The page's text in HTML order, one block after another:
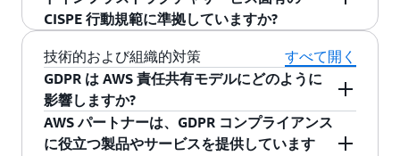
受けることになるため、ご安心いただけます。
詳細については、新しい標準契約条項の運用に
関するブログ記事をご覧ください。
保護当局の代表者で構成される欧州機関である
European Data Protection Board (EDPB) はその
後、「Recommendations 01/2020 on measures
that supplement transfer tools to ensure
compliance with the EU level of protection of
personal data」(EDPB Recommendations) におい
て、補足措置の網羅的でないリストを提供して
した第三者。AWS 補助処理者のウェブページ
クティビティを提供してもらうことを目的とし
て、AWS が AWS DPA に従って関与させる補助
処理者に関する詳細情報を提供します。個々の
お客様に関連する補助処理者は、お客様が選択
した AWS リージョンや、お客様が使用する特定
施する際にお客様を支援する目的で、AWS が提
しています。このホワイトペーパーではまた、
顧客データを保護するために、AWS が実施し、
提供している主要な補足的手段についても説明
しています。
規制への準拠を検証した第三者監査機関による
り、AWS がインフラストラクチャにおいて高い
レベルのコンプライアンスを維持していること
を証明しています。これらのレポートは、お客
様が AWS で処理することとした顧客データを当
社が保護していることをお客様に示すもので
CISPE 行動規範に準拠していますか?
はい。欧州クラウドインフラストラクチャサー
ビスプロバイダー協会 (CISPE) の Data
Protection Code of Conduct
は、準拠している AWS サービスのリストが含ま
れています。CISPEは、欧州の数百万の顧客に
技術的および組織的対策
すべて開く
GDPR は AWS 責任共有モデルにどのように
影響しますか?
AWS 責任共有モデル が GDPR によって変わるこ
とはなく、お客様にとって引き続き重要です。
AWS パートナーは、GDPR コンプライアンス
に役立つ製品やサービスを提供しています